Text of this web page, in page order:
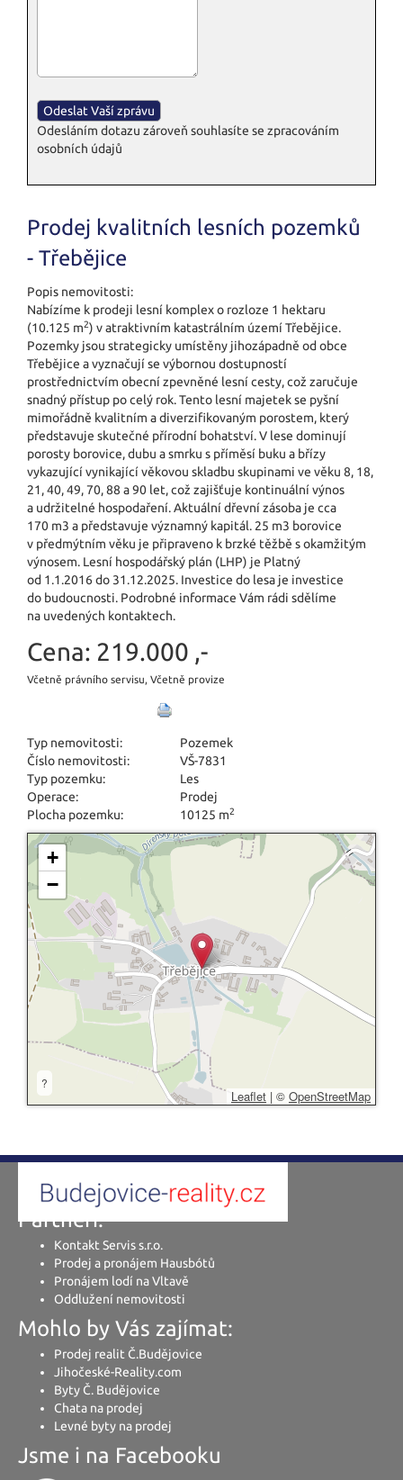
Odesláním dotazu zároveň souhlasíte se zpracováním
osobních údajů
Prodej kvalitních lesních pozemků
- Třebějice
Popis nemovitosti:
Nabízíme k prodeji lesní komplex o rozloze 1 hektaru
(10.125 m2) v atraktivním katastrálním území Třebějice.
Pozemky jsou strategicky umístěny jihozápadně od obce
Třebějice a vyznačují se výbornou dostupností
prostřednictvím obecní zpevněné lesní cesty, což zaručuje
snadný přístup po celý rok. Tento lesní majetek se pyšní
mimořádně kvalitním a diverzifikovaným porostem, který
představuje skutečné přírodní bohatství. V lese dominují
porosty borovice, dubu a smrku s příměsí buku a břízy
vykazující vynikající věkovou skladbu skupinami ve věku 8, 18,
21, 40, 49, 70, 88 a 90 let, což zajišťuje kontinuální výnos
a udržitelné hospodaření. Aktuální dřevní zásoba je cca
170 m3 a představuje významný kapitál. 25 m3 borovice
v předmýtním věku je připraveno k brzké těžbě s okamžitým
výnosem. Lesní hospodářský plán (LHP) je Platný
od 1.1.2016 do 31.12.2025. In­vestice do lesa je investice
do budoucnosti. Podrobné informace Vám rádi sdělíme
na uvedených kontaktech.
Cena: 219.000 ,-
Včetně právního servisu, Včetně provize
Typ nemovitosti:
Pozemek
Číslo nemovitosti:
VŠ-7831
Typ pozemku:
Les
Operace:
Prodej
Plocha pozemku:
10125 m2
+
−
?
Leaflet | © OpenStreetMap
Partneři:
Kontakt Servis s.r.o.
Prodej a pronájem Hausbótů
Pronájem lodí na Vltavě
Oddlužení nemovitosti
Mohlo by Vás zajímat:
Prodej realit Č.Budějovice
Jihočeské-Reality.com
Byty Č. Budějovice
Chata na prodej
Levné byty na prodej
Jsme i na Facebooku